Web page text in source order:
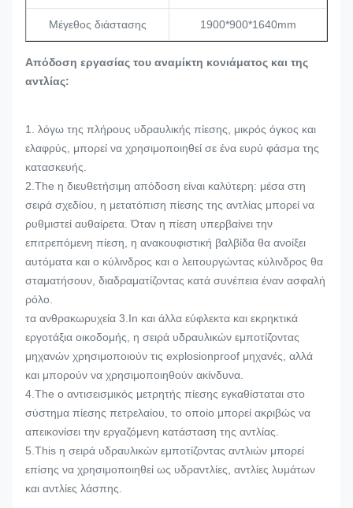
Μέγεθος διάστασης 1900*900*1640mm
Απόδοση εργασίας του αναμίκτη κονιάματος και της
αντλίας:
1. λόγω της πλήρους υδραυλικής πίεσης, μικρός όγκος και
ελαφρύς, μπορεί να χρησιμοποιηθεί σε ένα ευρύ φάσμα της
κατασκευής.
2.The η διευθετήσιμη απόδοση είναι καλύτερη: μέσα στη
σειρά σχεδίου, η μετατόπιση πίεσης της αντλίας μπορεί να
ρυθμιστεί αυθαίρετα. Όταν η πίεση υπερβαίνει την
επιτρεπόμενη πίεση, η ανακουφιστική βαλβίδα θα ανοίξει
αυτόματα και ο κύλινδρος και ο λειτουργώντας κύλινδρος θα
σταματήσουν, διαδραματίζοντας κατά συνέπεια έναν ασφαλή
ρόλο.
τα ανθρακωρυχεία 3.In και άλλα εύφλεκτα και εκρηκτικά
εργοτάξια οικοδομής, η σειρά υδραυλικών εμποτίζοντας
μηχανών χρησιμοποιούν τις explosionproof μηχανές, αλλά
και μπορούν να χρησιμοποιηθούν ακίνδυνα.
4.The ο αντισεισμικός μετρητής πίεσης εγκαθίσταται στο
σύστημα πίεσης πετρελαίου, το οποίο μπορεί ακριβώς να
απεικονίσει την εργαζόμενη κατάσταση της αντλίας.
5.This η σειρά υδραυλικών εμποτίζοντας αντλιών μπορεί
επίσης να χρησιμοποιηθεί ως υδραντλίες, αντλίες λυμάτων
και αντλίες λάσπης.